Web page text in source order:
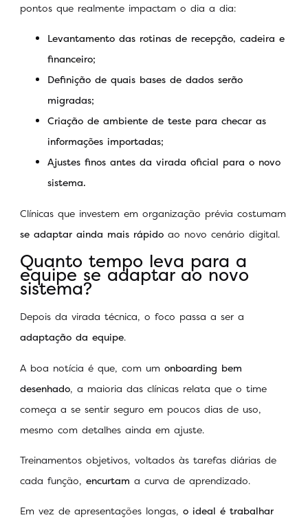
pontos que realmente impactam o dia a dia:
Levantamento das rotinas de recepção, cadeira e
financeiro;
Definição de quais bases de dados serão
migradas;
Criação de ambiente de teste para checar as
informações importadas;
Ajustes finos antes da virada oficial para o novo
sistema.
Clínicas que investem em organização prévia costumam
se adaptar ainda mais rápido ao novo cenário digital.
Quanto tempo leva para a
equipe se adaptar ao novo
sistema?
Depois da virada técnica, o foco passa a ser a
adaptação da equipe.
A boa notícia é que, com um onboarding bem
desenhado, a maioria das clínicas relata que o time
começa a se sentir seguro em poucos dias de uso,
mesmo com detalhes ainda em ajuste.
Treinamentos objetivos, voltados às tarefas diárias de
cada função, encurtam a curva de aprendizado.
Em vez de apresentações longas, o ideal é trabalhar